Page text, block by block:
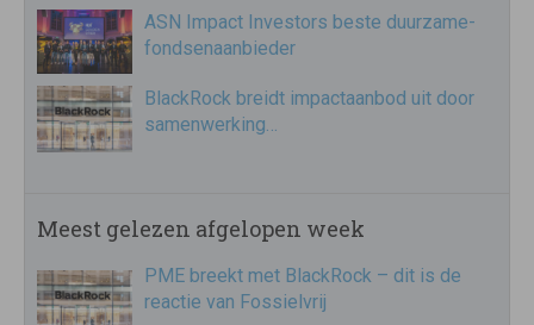
ASN Impact Investors beste duurzame-
fondsenaanbieder
BlackRock breidt impactaanbod uit door
samenwerking…
Meest gelezen afgelopen week
PME breekt met BlackRock – dit is de
reactie van Fossielvrij